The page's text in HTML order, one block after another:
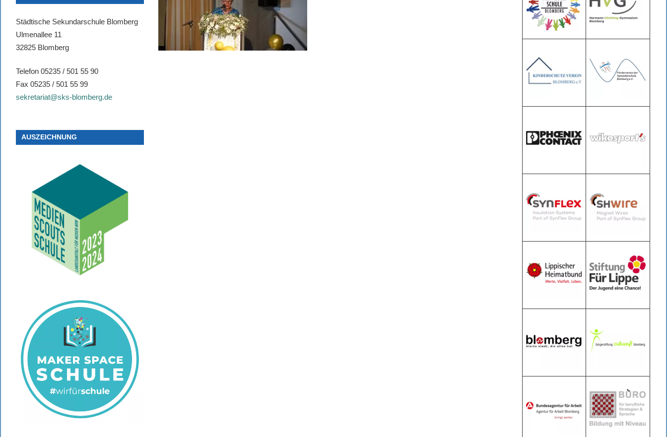
Städtische Sekundarschule Blomberg
Ulmenallee 11
32825 Blomberg
Telefon 05235 / 501 55 90
Fax 05235 / 501 55 99
sekretariat@sks-blomberg.de
AUSZEICHNUNG